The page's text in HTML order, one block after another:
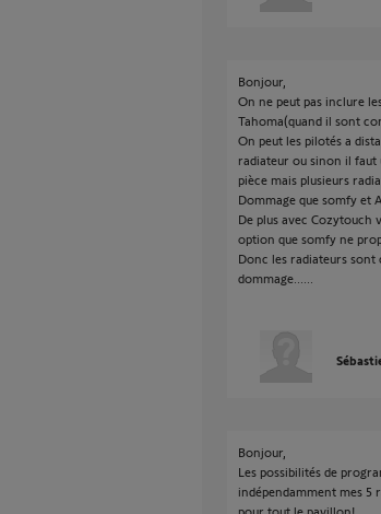
Bonjour,
On ne peut pas inclure
Tahoma(quand il sont
On peut les pilotés a
radiateur ou sinon il faut
pièce mais plusieurs
Dommage que somfy et
De plus avec Cozytouch
option que somfy ne
Donc les radiateurs sont
dommage......
Bonjour,
Les possibilités de
indépendamment mes 5
pour tout le pavillon!